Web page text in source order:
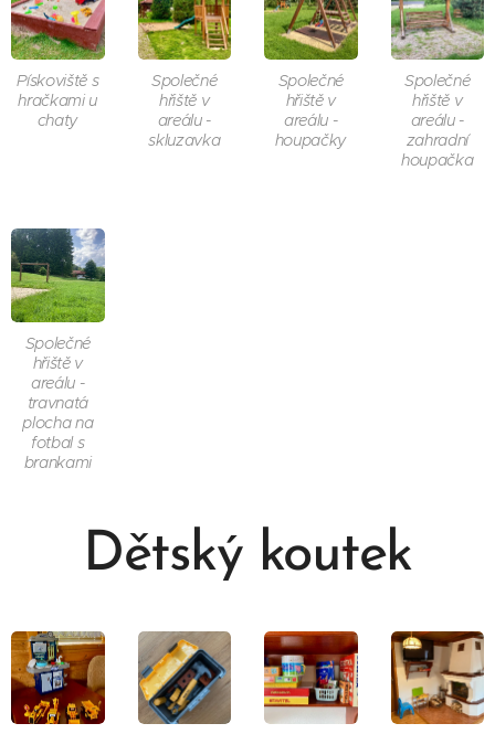
Pískoviště s
hračkami u
chaty
Společné
hřiště v
areálu -
skluzavka
Společné
hřiště v
areálu -
houpačky
Společné
hřiště v
areálu -
zahradní
houpačka
Společné
hřiště v
areálu -
travnatá
plocha na
fotbal s
brankami
Dětský koutek